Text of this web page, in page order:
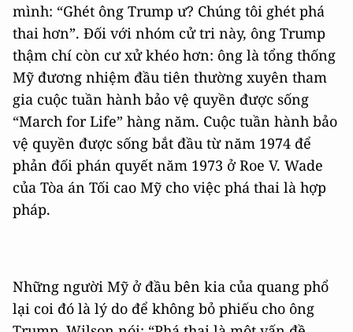
mình: “Ghét ông Trump ư? Chúng tôi ghét phá
thai hơn”. Đối với nhóm cử tri này, ông Trump
thậm chí còn cư xử khéo hơn: ông là tổng thống
Mỹ đương nhiệm đầu tiên thường xuyên tham
gia cuộc tuần hành bảo vệ quyền được sống
“March for Life” hàng năm. Cuộc tuần hành bảo
vệ quyền được sống bắt đầu từ năm 1974 để
phản đối phán quyết năm 1973 ở Roe V. Wade
của Tòa án Tối cao Mỹ cho việc phá thai là hợp
pháp.
Những người Mỹ ở đầu bên kia của quang phổ
lại coi đó là lý do để không bỏ phiếu cho ông